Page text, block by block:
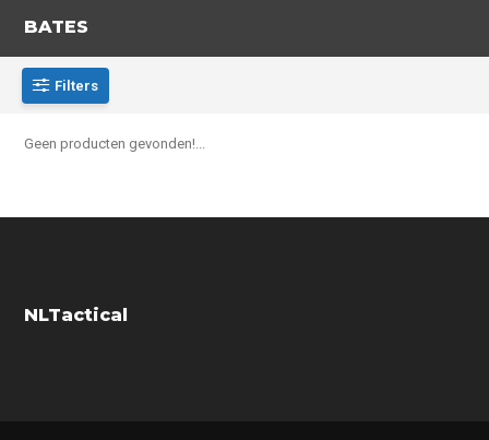
BATES
Filters
Geen producten gevonden!...
NLTactical